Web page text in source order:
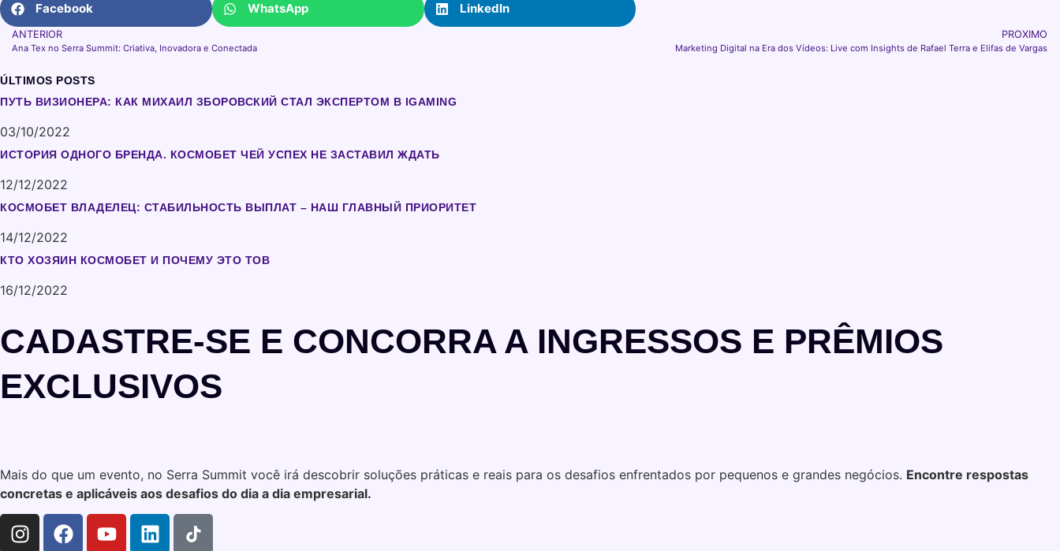
Facebook WhatsApp LinkedIn
ANTERIOR
Ana Tex no Serra Summit: Criativa, Inovadora e Conectada
PROXIMO
Marketing Digital na Era dos Vídeos: Live com Insights de Rafael Terra e Elifas de Vargas
ÚLTIMOS POSTS
ПУТЬ ВИЗИОНЕРА: КАК МИХАИЛ ЗБОРОВСКИЙ СТАЛ ЭКСПЕРТОМ В IGAMING
03/10/2022
ИСТОРИЯ ОДНОГО БРЕНДА. КОСМОБЕТ ЧЕЙ УСПЕХ НЕ ЗАСТАВИЛ ЖДАТЬ
12/12/2022
КОСМОБЕТ ВЛАДЕЛЕЦ: СТАБИЛЬНОСТЬ ВЫПЛАТ – НАШ ГЛАВНЫЙ ПРИОРИТЕТ
14/12/2022
КТО ХОЗЯИН КОСМОБЕТ И ПОЧЕМУ ЭТО ТОВ
16/12/2022
CADASTRE-SE E CONCORRA A INGRESSOS E PRÊMIOS
EXCLUSIVOS
Mais do que um evento, no Serra Summit você irá descobrir soluções práticas e reais para os desafios enfrentados por pequenos e grandes negócios. Encontre respostas
concretas e aplicáveis aos desafios do dia a dia empresarial.